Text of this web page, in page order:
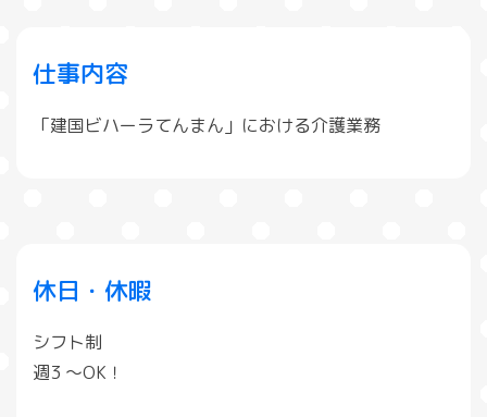
仕事内容
「建国ビハーラてんまん」における介護業務
休日・休暇
シフト制
週3 〜OK！